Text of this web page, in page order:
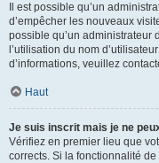
Il est possible qu’un
d’empêcher les nouveaux
possible qu’un administrateur
l’utilisation du nom
d’informations, veuillez
Haut
Je suis inscrit mais je ne
Vérifiez en premier lieu que
corrects. Si la fonctionnalité